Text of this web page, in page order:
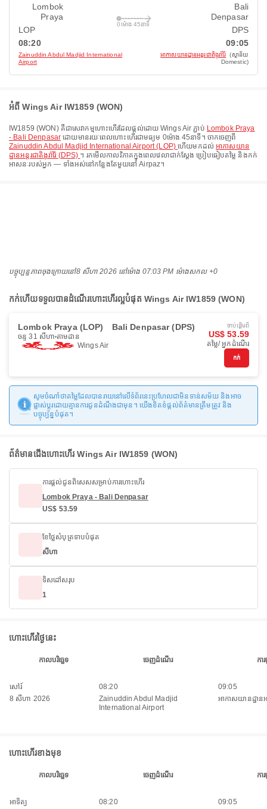
Lombok
Praya
LOP
08:20
Zainuddin Abdul Madjid International
Airport
0ម៉ោង 45នាទី
Bali
Denpasar
DPS
09:05
អាកាសយានដ្ឋានអន្តរជាតិងូរ៉ារ៉ៃ (ស្ថានីយ
Domestic)
អំពី Wings Air IW1859 (WON)
IW1859 (WON ) គឺជាសេវាកម្មហោះហើរដែលផ្តល់ដោយWings Air ភ្ជាប់ Lombok Praya
- Bali Denpasar ដោយមានរយៈពេលហោះហើរជាមធ្យម 0ម៉ោង 45នាទី។ ចាកចេញពី
Zainuddin Abdul Madjid International Airport (LOP)ហើយមកដល់អាកាសយាន
ដ្ឋានអន្តរជាតិងូរ៉ារ៉ៃ (DPS) ។ រកមើលកាលវិភាគក្នុងពេលវេលាជាក់ស្តែង ប្រៀបធៀបតម្លៃ និងកក់
អាសនៈរបស់អ្នក — ទាំងអស់នៅកន្លែងតែមួយនៅ Airpaz។
បច្ចុប្បន្នភាពចុងក្រោយនៅ8 សីហា 2026 នៅ​ម៉ោង 07:03 PM ម៉ោង​សកល +0
កក់ហើយទទួលបានដំណើរហោះហើរល្អបំផុត Wings Air IW1859 (WON)
Lombok Praya (LOP) Bali Denpasar (DPS)
ចន្ទ 31 សីហា តាមដាន
Wings Air
ចាប់ផ្ដើមពី
US$ 53.59
តម្លៃ/ អ្នកដំណើរ
កក់
សូមចំណាំថាតម្លៃដែលបានរាយនៅលើទំព័រនេះប្រហែលជាមិនទាន់សម័យ និងអាច
ផ្លាស់ប្តូរដោយគ្មានការជូនដំណឹងជាមុន។ យើងខិតខំផ្តល់ព័ត៌មានត្រឹមត្រូវ និង
បច្ចុប្បន្នបំផុត។
ព័ត៌មានជើងហោះហើរ Wings Air IW1859 (WON)
ការផ្តល់ជូនពិសេសសម្រាប់ការហោះហើរ
Lombok Praya - Bali Denpasar
US$ 53.59
ខែថ្លៃសំបុត្រទាបបំផុត
សីហា
ទិសដៅសរុប
1
ហោះហើរថ្ងៃនេះ
កាលបរិច្ឆេទ ចេញដំណើរ កា
សៅរ៍
8 សីហា 2026
08:20
Zainuddin Abdul Madjid
International Airport
09:05
អាកាសយានដ្ឋានអ
ហោះហើរខាងមុខ
កាលបរិច្ឆេទ ចេញដំណើរ កា
អាទិត្យ
08:20
09:05